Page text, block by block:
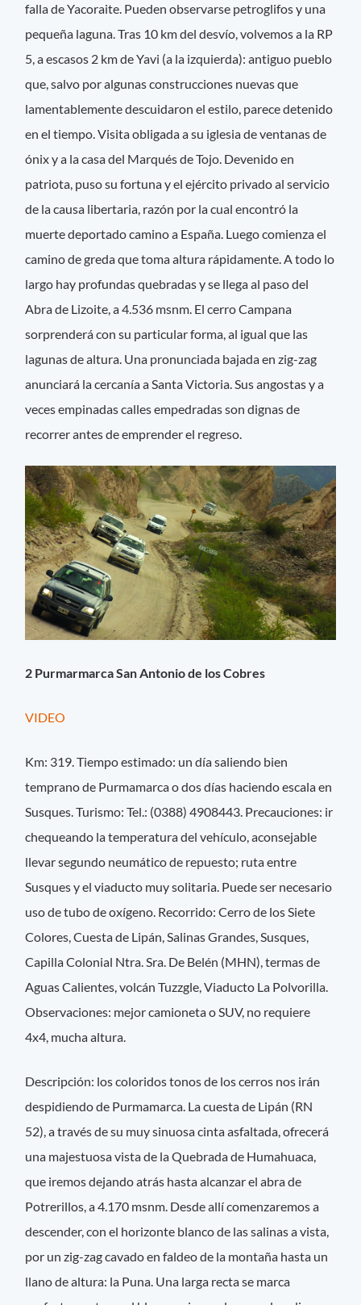
falla de Yacoraite. Pueden observarse petroglifos y una
pequeña laguna. Tras 10 km del desvío, volvemos a la RP
5, a escasos 2 km de Yavi (a la izquierda): antiguo pueblo
que, salvo por algunas construcciones nuevas que
lamentablemente descuidaron el estilo, parece detenido
en el tiempo. Visita obligada a su iglesia de ventanas de
ónix y a la casa del Marqués de Tojo. Devenido en
patriota, puso su fortuna y el ejército privado al servicio
de la causa libertaria, razón por la cual encontró la
muerte deportado camino a España. Luego comienza el
camino de greda que toma altura rápidamente. A todo lo
largo hay profundas quebradas y se llega al paso del
Abra de Lizoite, a 4.536 msnm. El cerro Campana
sorprenderá con su particular forma, al igual que las
lagunas de altura. Una pronunciada bajada en zig-zag
anunciará la cercanía a Santa Victoria. Sus angostas y a
veces empinadas calles empedradas son dignas de
recorrer antes de emprender el regreso.
2 Purmarmarca San Antonio de los Cobres
VIDEO
Km: 319. Tiempo estimado: un día saliendo bien
temprano de Purmamarca o dos días haciendo escala en
Susques. Turismo: Tel.: (0388) 4908443. Precauciones: ir
chequeando la temperatura del vehículo, aconsejable
llevar segundo neumático de repuesto; ruta entre
Susques y el viaducto muy solitaria. Puede ser necesario
uso de tubo de oxígeno. Recorrido: Cerro de los Siete
Colores, Cuesta de Lipán, Salinas Grandes, Susques,
Capilla Colonial Ntra. Sra. De Belén (MHN), termas de
Aguas Calientes, volcán Tuzzgle, Viaducto La Polvorilla.
Observaciones: mejor camioneta o SUV, no requiere
4x4, mucha altura.
Descripción: los coloridos tonos de los cerros nos irán
despidiendo de Purmamarca. La cuesta de Lipán (RN
52), a través de su muy sinuosa cinta asfaltada, ofrecerá
una majestuosa vista de la Quebrada de Humahuaca,
que iremos dejando atrás hasta alcanzar el abra de
Potrerillos, a 4.170 msnm. Desde allí comenzaremos a
descender, con el horizonte blanco de las salinas a vista,
por un zig-zag cavado en faldeo de la montaña hasta un
llano de altura: la Puna. Una larga recta se marca